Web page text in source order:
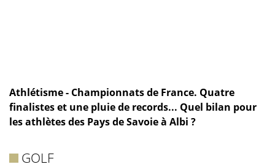
Athlétisme - Championnats de France. Quatre
finalistes et une pluie de records... Quel bilan pour
les athlètes des Pays de Savoie à Albi ?
GOLF